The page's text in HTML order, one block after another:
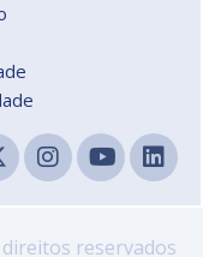
reservados